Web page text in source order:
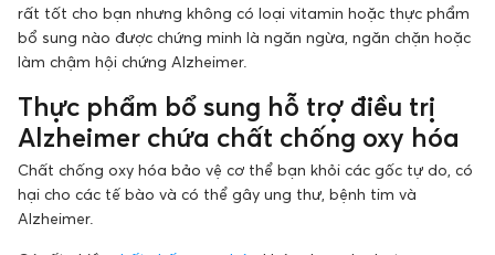
rất tốt cho bạn nhưng không có loại vitamin hoặc thực phẩm
bổ sung nào được chứng minh là ngăn ngừa, ngăn chặn hoặc
làm chậm hội chứng Alzheimer.
Thực phẩm bổ sung hỗ trợ điều trị
Alzheimer chứa chất chống oxy hóa
Chất chống oxy hóa bảo vệ cơ thể bạn khỏi các gốc tự do, có
hại cho các tế bào và có thể gây ung thư, bệnh tim và
Alzheimer.